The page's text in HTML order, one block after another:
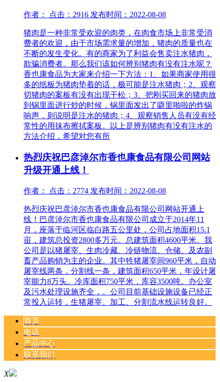
作者： 点击：2916 发布时间：2022-08-08
猪肉是一种非常受欢迎的肉类，在肉食市场上非常受消
费者的欢迎，由于市场需求量的增加，猪肉的质量也在
不断的发生变化。有的商家为了利益会售卖注水猪肉，
欺骗消费者。那么我们该如何辨别猪肉有没有注水呢？
香也康食品为大家来介绍一下方法：1、如果商家使用很
多的纸板为猪肉垫着的话，极可能是注水猪肉；2、观察
切猪肉的案板有没有出现干松；3、把刚买回来的猪肉放
到锅里面进行炒的时候，锅里面发出了噼里啪啦的炸锅
响声，则说明是注水的猪肉；4、观察销售人员有没有经
常性的用抹布擦拭案板。以上是辨别猪肉有没有注水的
方法介绍，希望对您有所
热烈庆祝巴彦淖尔市香也康食品有限公司网站
升级开通上线！
作者： 点击：2774 发布时间：2022-08-08
热烈庆祝巴彦淖尔市香也康食品有限公司网站开通上
线！巴彦淖尔市香也康食品有限公司成立于2014年11
月，座落于临河区临白路五公里处，公司占地面积15.1
亩，建筑总投资2800多万元。总建筑面积4600平米。我
公司是以猪屠宰、生肉冷藏、冷链物流、仓储、及农副
畜产品购销为主的企业。其中牲猪屠宰间960平米，自动
屠宰线两条，分割线一条，建筑面积650平米，年设计屠
宰能力8万头。冷库面积750平米，库容3500吨。办公室
及污水处理设施齐全，。公司目前基础设施设备已经正
常投入运转，生猪屠宰、加工、分割流水线运转良好。
首页
电话
产品中心
联系我们
X